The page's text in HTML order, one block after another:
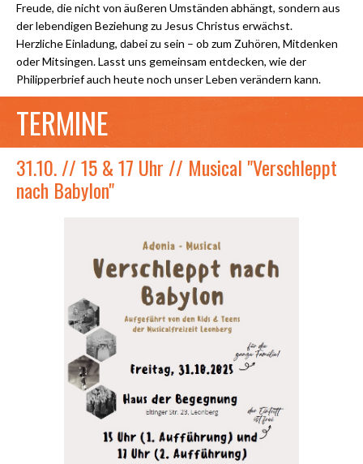
Freude, die nicht von äußeren Umständen abhängt, sondern aus
der lebendigen Beziehung zu Jesus Christus erwächst.
Herzliche Einladung, dabei zu sein – ob zum Zuhören, Mitdenken
oder Mitsingen. Lasst uns gemeinsam entdecken, wie der
Philipperbrief auch heute noch unser Leben verändern kann.
TERMINE
31.10. // 15 & 17 Uhr // Musical "Verschleppt
nach Babylon"